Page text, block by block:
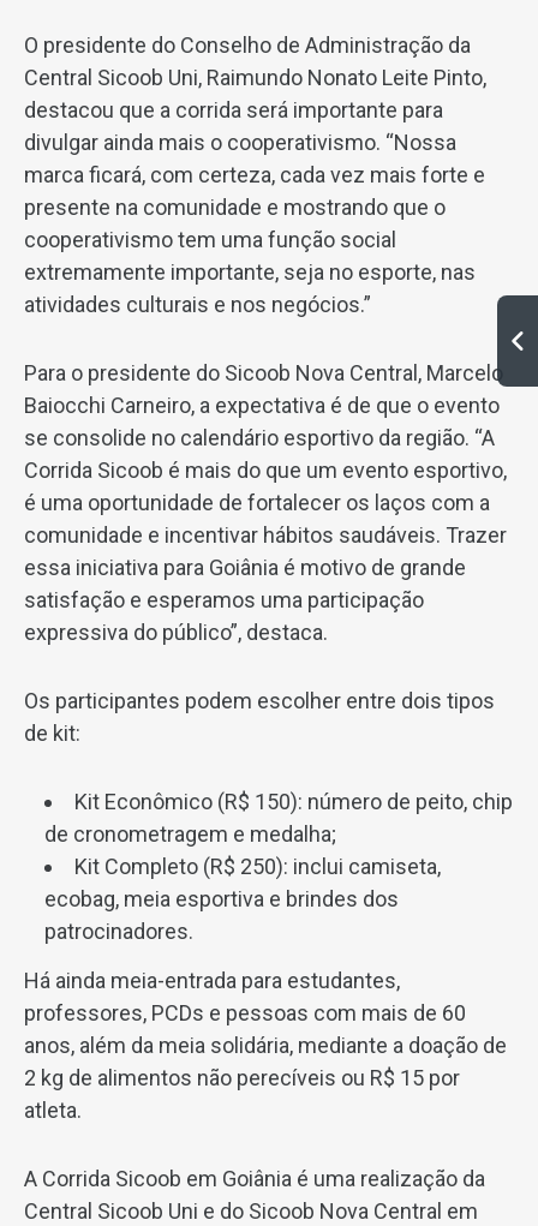
O presidente do Conselho de Administração da
Central Sicoob Uni, Raimundo Nonato Leite Pinto,
destacou que a corrida será importante para
divulgar ainda mais o cooperativismo. “Nossa
marca ficará, com certeza, cada vez mais forte e
presente na comunidade e mostrando que o
cooperativismo tem uma função social
extremamente importante, seja no esporte, nas
atividades culturais e nos negócios.”
Para o presidente do Sicoob Nova Central, Marcelo
Baiocchi Carneiro, a expectativa é de que o evento
se consolide no calendário esportivo da região. “A
Corrida Sicoob é mais do que um evento esportivo,
é uma oportunidade de fortalecer os laços com a
comunidade e incentivar hábitos saudáveis. Trazer
essa iniciativa para Goiânia é motivo de grande
satisfação e esperamos uma participação
expressiva do público”, destaca.
Os participantes podem escolher entre dois tipos
de kit:
Kit Econômico (R$ 150): número de peito, chip
de cronometragem e medalha;
Kit Completo (R$ 250): inclui camiseta,
ecobag, meia esportiva e brindes dos
patrocinadores.
Há ainda meia-entrada para estudantes,
professores, PCDs e pessoas com mais de 60
anos, além da meia solidária, mediante a doação de
2 kg de alimentos não perecíveis ou R$ 15 por
atleta.
A Corrida Sicoob em Goiânia é uma realização da
Central Sicoob Uni e do Sicoob Nova Central em